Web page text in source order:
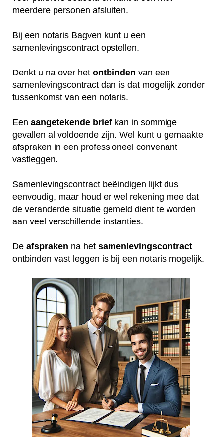
meerdere personen afsluiten.
Bij een notaris Bagven kunt u een
samenlevingscontract opstellen.
Denkt u na over het ontbinden van een
samenlevingscontract dan is dat mogelijk zonder
tussenkomst van een notaris.
Een aangetekende brief kan in sommige
gevallen al voldoende zijn. Wel kunt u gemaakte
afspraken in een professioneel convenant
vastleggen.
Samenlevingscontract beëindigen lijkt dus
eenvoudig, maar houd er wel rekening mee dat
de veranderde situatie gemeld dient te worden
aan veel verschillende instanties.
De afspraken na het samenlevingscontract
ontbinden vast leggen is bij een notaris mogelijk.